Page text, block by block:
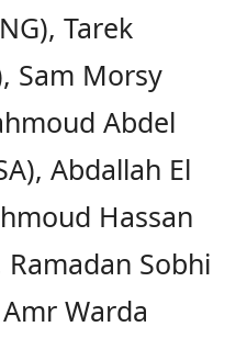
Tarek
Sam Morsy
Abdel
Abdallah El
Hassan
Ramadan Sobhi
Warda